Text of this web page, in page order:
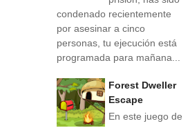
condenado recientemente
por asesinar a cinco
personas, tu ejecución está
programada para mañana...
Forest Dweller
Escape
En este juego de